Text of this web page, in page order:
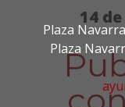
Plaza
Plaza
14